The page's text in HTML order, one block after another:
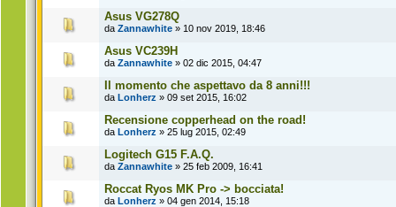
Asus VG278Q
da Zannawhite » 10 nov 2019, 18:46
Asus VC239H
da Zannawhite » 02 dic 2015, 04:47
Il momento che aspettavo da 8 anni!!!
da Lonherz » 09 set 2015, 16:02
Recensione copperhead on the road!
da Lonherz » 25 lug 2015, 02:49
Logitech G15 F.A.Q.
da Zannawhite » 25 feb 2009, 16:41
Roccat Ryos MK Pro -> bocciata!
da Lonherz » 04 gen 2014, 15:18